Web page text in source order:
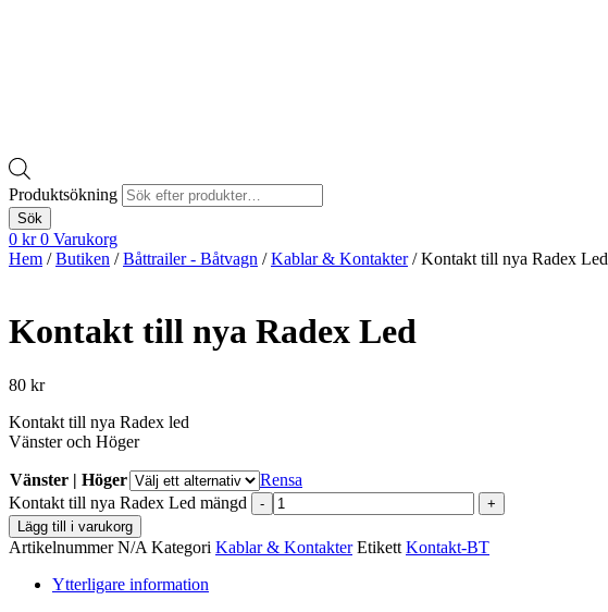
Produktsökning
Sök
0 kr 0 Varukorg
Hem /Butiken /Båttrailer - Båtvagn /Kablar & Kontakter/ Kontakt till nya Radex Led
Kontakt till nya Radex Led
80 kr
Kontakt till nya Radex led
Vänster och Höger
Vänster | Höger
Rensa
Kontakt till nya Radex Led mängd
-
+
Lägg till i varukorg
ArtikelnummerN/A Kategori Kablar & Kontakter Etikett Kontakt-BT
Ytterligare information